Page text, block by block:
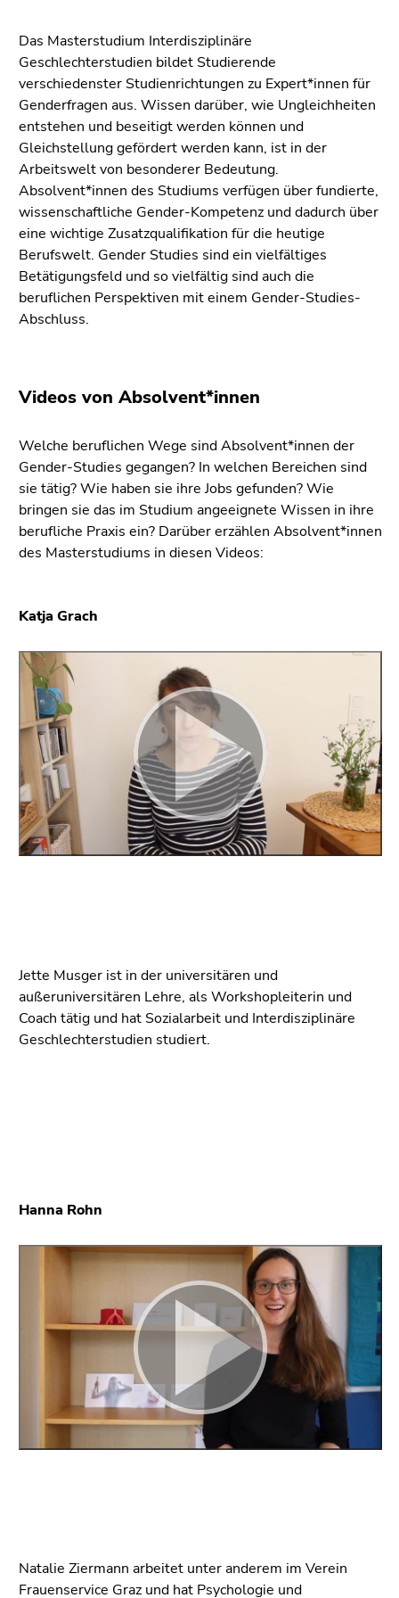
Link.
Zum
Inhalt
(Zugriffstaste
1)
Zur
Positionsanzeige
(Zugriffstaste
2)
Zur
Hauptnavigation
(Zugriffstaste
3)
4)
den
Zusatzinformationen
(Zugriffstaste
5)
Zu
den
(Zugriffstaste
Zur
Suche
(Zugriffstaste
9)
Das Masterstudium Interdisziplinäre
Geschlechterstudien bildet Studierende
verschiedenster Studienrichtungen zu Expert*innen für
Genderfragen aus. Wissen darüber, wie Ungleichheiten
entstehen und beseitigt werden können und
Gleichstellung gefördert werden kann, ist in der
Arbeitswelt von besonderer Bedeutung.
Absolvent*innen des Studiums verfügen über fundierte,
wissenschaftliche Gender-Kompetenz und dadurch über
eine wichtige Zusatzqualifikation für die heutige
Berufswelt. Gender Studies sind ein vielfältiges
Betätigungsfeld und so vielfältig sind auch die
beruflichen Perspektiven mit einem Gender-Studies-
Abschluss.
Videos von Absolvent*innen
Welche beruflichen Wege sind Absolvent*innen der
Gender-Studies gegangen? In welchen Bereichen sind
sie tätig? Wie haben sie ihre Jobs gefunden? Wie
bringen sie das im Studium angeeignete Wissen in ihre
berufliche Praxis ein? Darüber erzählen Absolvent*innen
des Masterstudiums in diesen Videos:
Katja Grach
Jette Musger ist in der universitären und
außeruniversitären Lehre, als Workshopleiterin und
Coach tätig und hat Sozialarbeit und Interdisziplinäre
Geschlechterstudien studiert.
Hanna Rohn
Natalie Ziermann arbeitet unter anderem im Verein
Frauenservice Graz und hat Psychologie und